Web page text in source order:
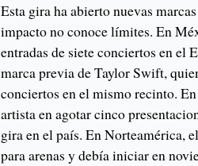
Esta gira ha abierto nuevas
impacto no conoce límites. En
entradas de siete conciertos en el
marca previa de Taylor Swift,
conciertos en el mismo recinto.
artista en agotar cinco
gira en el país. En Norteamérica,
para arenas y debía iniciar en